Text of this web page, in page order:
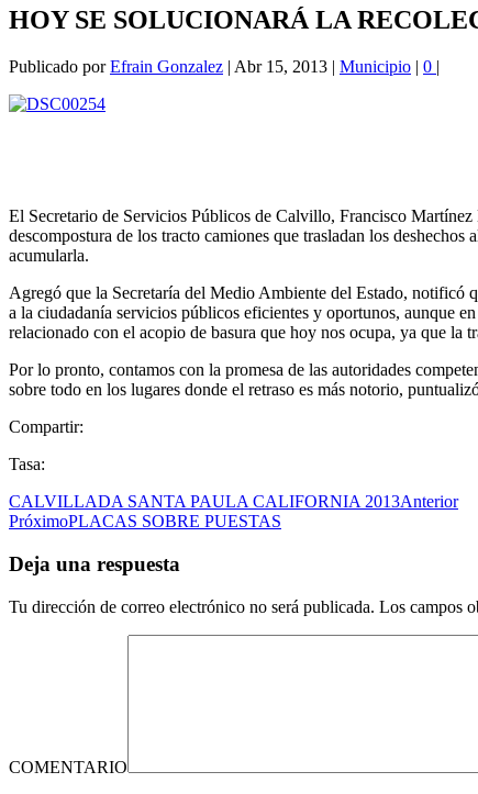
HOY SE SOLUCIONARÁ LA
Publicado porEfrain Gonzalez | Abr 15, 2013 | Municipio | 0 |
El Secretario de Servicios Públicos de Calvillo, Francisco
descompostura de los tracto camiones que trasladan los
acumularla.
Agregó que la Secretaría del Medio Ambiente del Estado, notificó
a la ciudadanía servicios públicos eficientes y oportunos, aunque
relacionado con el acopio de basura que hoy nos ocupa, ya que
Por lo pronto, contamos con la promesa de las autoridades
sobre todo en los lugares donde el retraso es más notorio,
Compartir:
Tasa:
CALVILLADA SANTA PAULA CALIFORNIA 2013Anterior
PróximoPLACAS SOBRE PUESTAS
Deja una respuesta
Tu dirección de correo electrónico no será publicada. Los campos
COMENTARIO